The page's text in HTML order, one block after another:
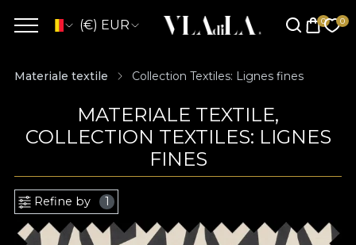
(€) EUR
Materiale textile Collection Textiles: Lignes fines
MATERIALE TEXTILE,
COLLECTION TEXTILES: LIGNES
FINES
Refine by 1